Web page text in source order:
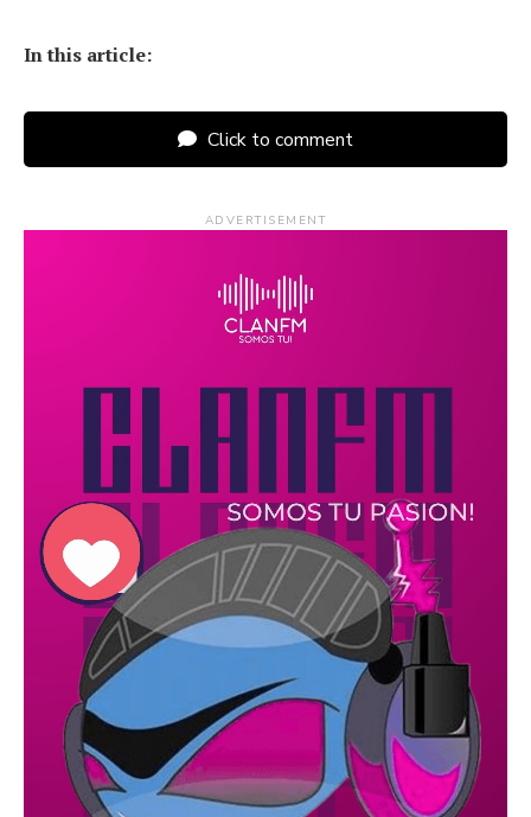
In this article:
Click to comment
ADVERTISEMENT